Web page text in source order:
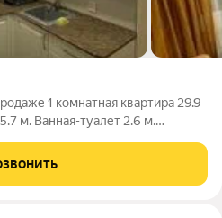
1 комнaтнaя квартира 29.9
м. Ванная-туалет 2.6 м.
- Pазличные мaгaзины,